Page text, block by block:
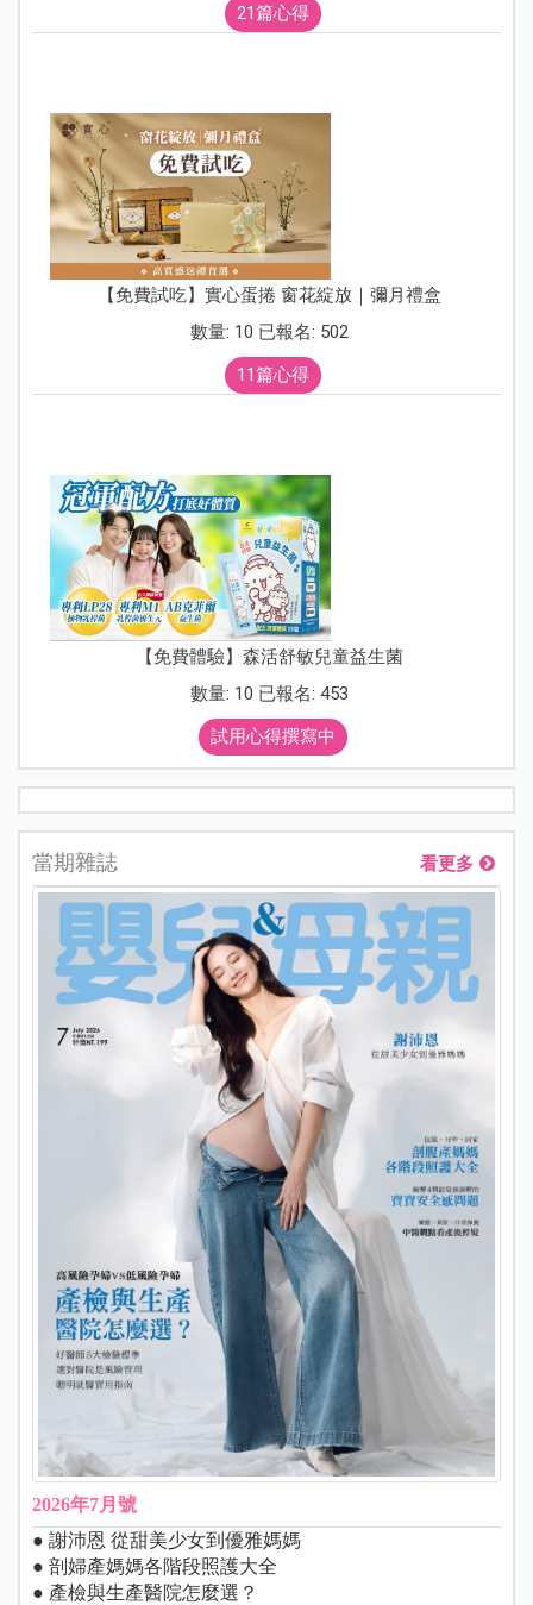
21篇心得
【免費試吃】實心蛋捲 窗花綻放｜彌月禮盒
數量: 10 已報名: 502
11篇心得
【免費體驗】森活舒敏兒童益生菌
數量: 10 已報名: 453
試用心得撰寫中
當期雜誌 看更多
2026年7月號
● 謝沛恩 從甜美少女到優雅媽媽
● 剖婦產媽媽各階段照護大全
● 產檢與生產醫院怎麼選？